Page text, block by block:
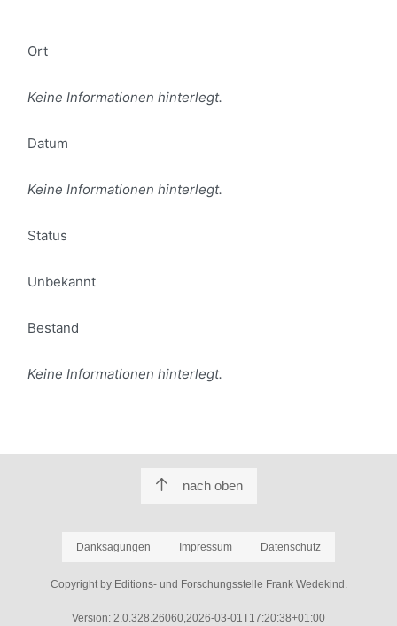
Ort
Keine Informationen hinterlegt.
Datum
Keine Informationen hinterlegt.
Status
Unbekannt
Bestand
Keine Informationen hinterlegt.
nach oben
Danksagungen Impressum Datenschutz
Copyright by Editions- und Forschungsstelle Frank Wedekind.
Version: 2.0.328.26060,2026-03-01T17:20:38+01:00